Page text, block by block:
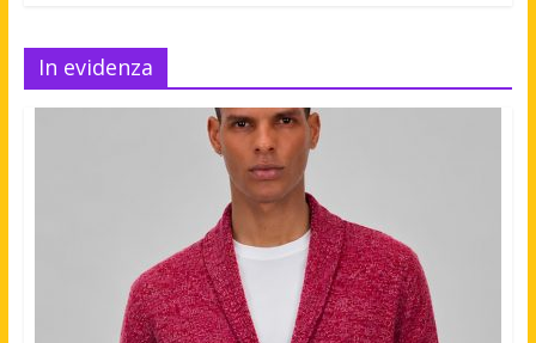
In evidenza